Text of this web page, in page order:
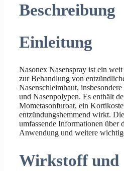
Beschreibung
Einleitung
Nasonex Nasenspray ist ein
zur Behandlung von
Nasenschleimhaut,
und Nasenpolypen. Es enthält
Mometasonfuroat, ein
entzündungshemmend wirkt.
umfassende Informationen über
Anwendung und weitere
Wirkstoff und